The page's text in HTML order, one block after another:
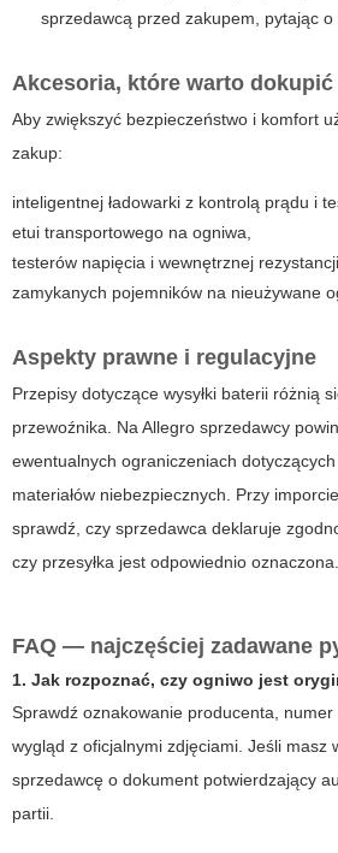
sprzedawcą przed zakupem, pytając
Akcesoria, które warto dokupić
Aby zwiększyć bezpieczeństwo i komfort
zakup:
inteligentnej ładowarki z kontrolą prądu i
etui transportowego na ogniwa,
testerów napięcia i wewnętrznej
zamykanych pojemników na nieużywane
Aspekty prawne i regulacyjne
Przepisy dotyczące wysyłki baterii różnią
przewoźnika. Na Allegro sprzedawcy
ewentualnych ograniczeniach
materiałów niebezpiecznych. Przy
sprawdź, czy sprzedawca deklaruje
czy przesyłka jest odpowiednio oznaczona.
FAQ — najczęściej zadawane
1. Jak rozpoznać, czy ogniwo jest
Sprawdź oznakowanie producenta,
wygląd z oficjalnymi zdjęciami. Jeśli masz
sprzedawcę o dokument potwierdzający
partii.